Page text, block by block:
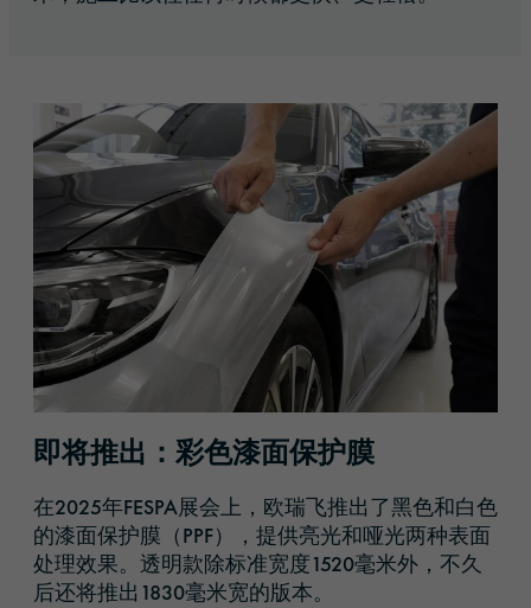
即将推出：彩色漆面保护膜
在2025年FESPA展会上，欧瑞飞推出了黑色和白色
的漆面保护膜（PPF），提供亮光和哑光两种表面
处理效果。透明款除标准宽度1520毫米外，不久
后还将推出1830毫米宽的版本。